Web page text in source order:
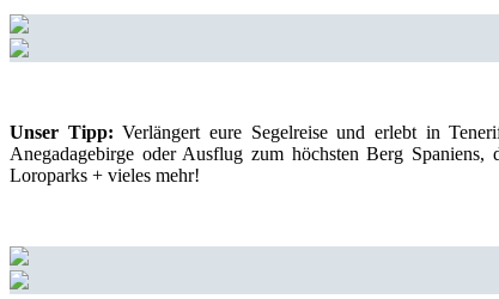
Unser Tipp: Verlängert eure Segelreise und erlebt in
Anegadagebirge oder Ausflug zum höchsten Berg
Loroparks + vieles mehr!